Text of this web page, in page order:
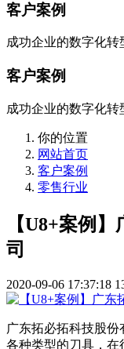
客户案例
成功企业的数字化转
客户案例
成功企业的数字化转
你的位置
网站首页
客户案例
零售行业
【U8+案例
司
2020-09-06 17:37:18
广东拓必拓科技股
各种类型的刀具，在